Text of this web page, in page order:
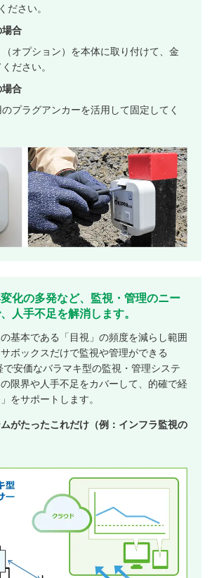
ださい。
場合
オプション）を本体に取り付けて、金
ださい。
場合
プラグアンカーを活用して固定してく
化の多発など、監視・管理のニー
人手不足を解消します。
基本である「目視」の頻度を減らし範囲
ボックスだけで監視や管理ができる
で安価なバラマキ型の監視・管理システ
限界や人手不足をカバーして、的確で経
をサポートします。
がたったこれだけ（例：インフラ監視の